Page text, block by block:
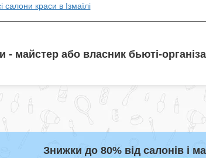
салони краси в Ізмаїлі
- майстер або власник бьюті-
Знижки до 80% від салонів і